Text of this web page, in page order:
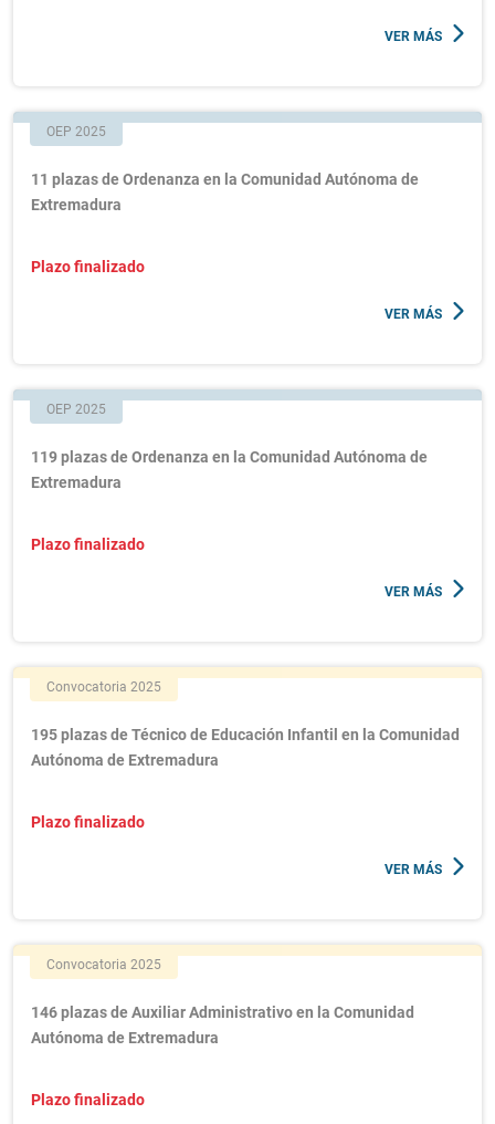
VER MÁS
OEP 2025
11 plazas de Ordenanza en la Comunidad Autónoma de
Extremadura
Plazo finalizado
VER MÁS
OEP 2025
119 plazas de Ordenanza en la Comunidad Autónoma de
Extremadura
Plazo finalizado
VER MÁS
Convocatoria 2025
195 plazas de Técnico de Educación Infantil en la Comunidad
Autónoma de Extremadura
Plazo finalizado
VER MÁS
Convocatoria 2025
146 plazas de Auxiliar Administrativo en la Comunidad
Autónoma de Extremadura
Plazo finalizado